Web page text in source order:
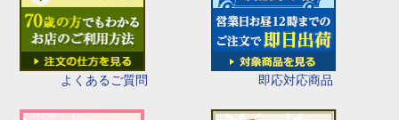
よくあるご質問 即応対応商品